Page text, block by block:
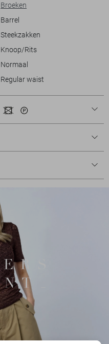
Broeken
Barrel
Steekzakken
Knoop/Rits
Normaal
Regular waist